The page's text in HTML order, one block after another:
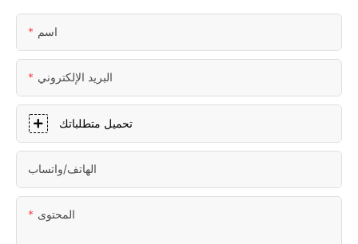
اسم
البريد الإلكتروني
تحميل متطلباتك
الهاتف/واتساب
المحتوى